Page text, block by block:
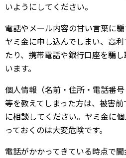
いようにしてください。
電話やメール内容の甘い言葉に
ヤミ金に申し込んでしまい、高
たり、携帯電話や銀行口座を騙
います。
個人情報（名前・住所・電話番号
等を教えてしまった方は、被害
に相談してください。ヤミ金に
っておくのは大変危険です。
電話がかかってきている時点で